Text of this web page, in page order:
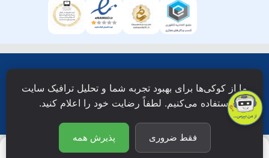
دانش نویان محفوظ است.
ما از کوکی‌ها برای بهبود تجربه شما و تحلیل ترافیک سایت
استفاده می‌کنیم. لطفاً رضایت خود را اعلام کنید.
فقط ضروری پذیرش همه